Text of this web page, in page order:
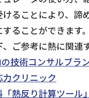
けることにより、諦
することができます。
、ご参考に熱に関連
技術コンサルブラ
力クリニック
「熱反り計算ツール